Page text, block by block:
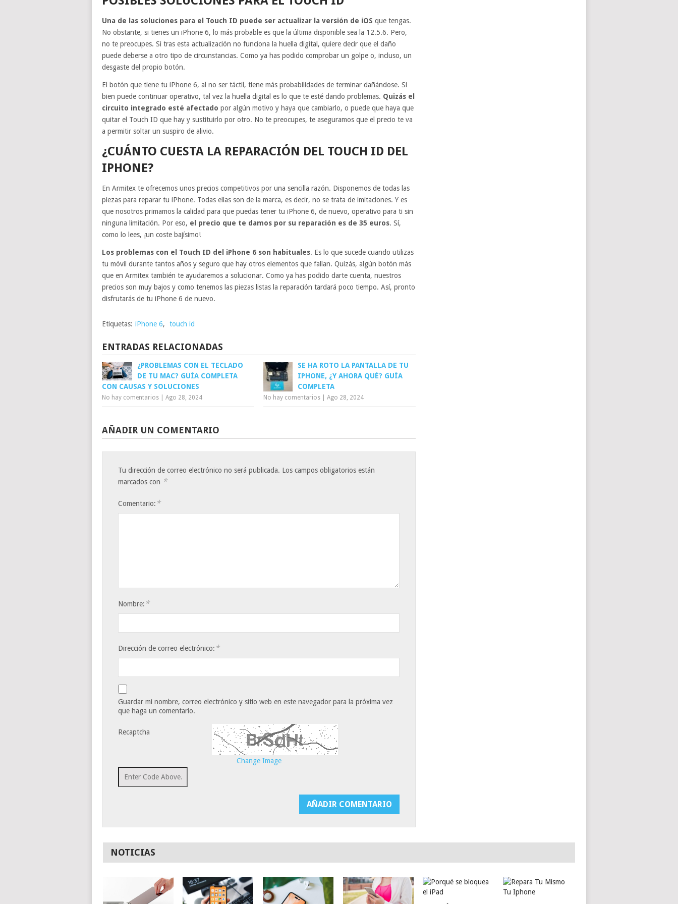
Una de las soluciones para el Touch ID puede ser actualizar la versión de iOS que tengas.
No obstante, si tienes un iPhone 6, lo más probable es que la última disponible sea la 12.5.6. Pero,
no te preocupes. Si tras esta actualización no funciona la huella digital, quiere decir que el daño
puede deberse a otro tipo de circunstancias. Como ya has podido comprobar un golpe o, incluso, un
desgaste del propio botón.
El botón que tiene tu iPhone 6, al no ser táctil, tiene más probabilidades de terminar dañándose. Si
bien puede continuar operativo, tal vez la huella digital es lo que te esté dando problemas. Quizás el
circuito integrado esté afectado por algún motivo y haya que cambiarlo, o puede que haya que
quitar el Touch ID que hay y sustituirlo por otro. No te preocupes, te aseguramos que el precio te va
a permitir soltar un suspiro de alivio.
¿CUÁNTO CUESTA LA REPARACIÓN DEL TOUCH ID DEL
IPHONE?
En Armitex te ofrecemos unos precios competitivos por una sencilla razón. Disponemos de todas las
piezas para reparar tu iPhone. Todas ellas son de la marca, es decir, no se trata de imitaciones. Y es
que nosotros primamos la calidad para que puedas tener tu iPhone 6, de nuevo, operativo para ti sin
ninguna limitación. Por eso, el precio que te damos por su reparación es de 35 euros. Sí,
como lo lees, ¡un coste bajísimo!
Los problemas con el Touch ID del iPhone 6 son habituales. Es lo que sucede cuando utilizas
tu móvil durante tantos años y seguro que hay otros elementos que fallan. Quizás, algún botón más
que en Armitex también te ayudaremos a solucionar. Como ya has podido darte cuenta, nuestros
precios son muy bajos y como tenemos las piezas listas la reparación tardará poco tiempo. Así, pronto
disfrutarás de tu iPhone 6 de nuevo.
Etiquetas: iPhone 6, touch id
ENTRADAS RELACIONADAS
¿PROBLEMAS CON EL TECLADO
DE TU MAC? GUÍA COMPLETA
CON CAUSAS Y SOLUCIONES
No hay comentarios Ago 28, 2024
SE HA ROTO LA PANTALLA DE TU
IPHONE, ¿Y AHORA QUÉ? GUÍA
COMPLETA
No hay comentarios |Ago 28, 2024
AÑADIR UN COMENTARIO
Tu dirección de correo electrónico no será publicada. Los campos obligatorios están
marcados con *
Comentario: *
Nombre: *
Dirección de correo electrónico: *
Guardar mi nombre, correo electrónico y sitio web en este navegador para la próxima vez
que haga un comentario.
Recaptcha
Change Image
NOTICIAS